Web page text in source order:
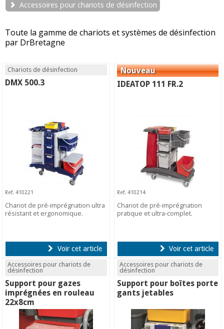
Accessoires pour chariots de désinfection
Toute la gamme de chariots et systèmes de désinfection
par DrBretagne
Chariots de désinfection
DMX 500.3
Ref. 410221
Chariot de pré-imprégnation ultra
résistant et ergonomique.
Voir cet article
IDEATOP 111 FR.2
Ref. 410214
Chariot de pré-imprégnation
pratique et ultra-complet.
Voir cet article
Accessoires pour chariots de
désinfection
Support pour gazes
imprégnées en rouleau
22x8cm
Accessoires pour chariots de
désinfection
Support pour boîtes porte
gants jetables